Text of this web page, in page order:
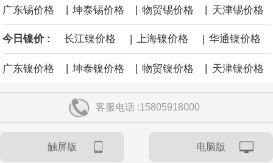
广东锡价格 坤泰锡价格 物贸锡价格 天津锡价格
今日镍价 : 长江镍价格 | 上海镍价格 | 华通镍价格
广东镍价格 | 坤泰镍价格 | 物贸镍价格 | 天津镍价格
客服电话 :15805918000
触屏版 电脑版